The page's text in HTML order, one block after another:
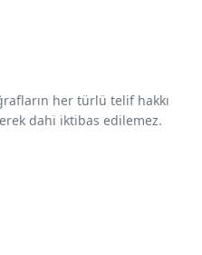
her türlü telif hakkı
dahi iktibas edilemez.